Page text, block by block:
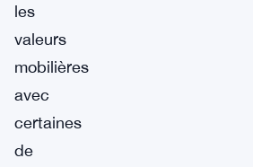
les
valeurs
mobilières
avec
certaines
de